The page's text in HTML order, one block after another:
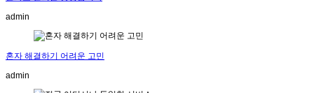
admin
혼자 해결하기 어려운 고민
admin